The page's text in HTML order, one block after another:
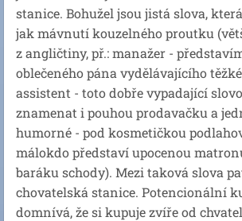
stanice. Bohužel jsou jistá slova,
jak mávnutí kouzelného proutku
z angličtiny, př.: manažer -
oblečeného pána vydělávajícího
assistent - toto dobře vypadající
znamenat i pouhou prodavačku a
humorné - pod kosmetičkou
málokdo představí upocenou
baráku schody). Mezi taková slova
chovatelská stanice. Potencionální
domnívá, že si kupuje zvíře od